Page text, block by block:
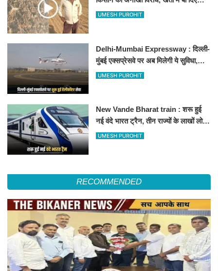
500-500 रुपए के नोट, वीडियो वायरल
UMESH PUROHIT
Delhi-Mumbai Expressway : दिल्ली-
मुंबई एक्सप्रेसवे पर अब मिलेगी ये सुविधा,
हेलीकॉप्टर सर्विस से तुरंत घायल पहुंचेगा
UMESH PUROHIT
New Vande Bharat train : शरू हुई
नई वंदे भारत ट्रैन, तीन राज्यों के लाखों लोगों
का सफर होगा आसान, देखें पूरा रूटमैप
UMESH PUROHIT
RECOMMENDED